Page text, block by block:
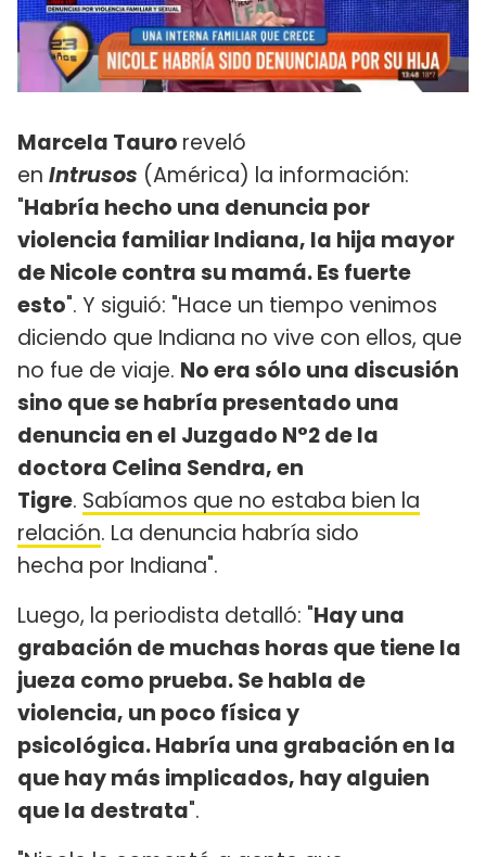
Marcela Tauro reveló
en Intrusos (América) la información:
"Habría hecho una denuncia por
violencia familiar Indiana, la hija mayor
de Nicole contra su mamá. Es fuerte
esto". Y siguió: "Hace un tiempo venimos
diciendo que Indiana no vive con ellos, que
no fue de viaje. No era sólo una discusión
sino que se habría presentado una
denuncia en el Juzgado N°2 de la
doctora Celina Sendra, en
Tigre. Sabíamos que no estaba bien la
relación. La denuncia habría sido
hecha por Indiana".
Luego, la periodista detalló: "Hay una
grabación de muchas horas que tiene la
jueza como prueba. Se habla de
violencia, un poco física y
psicológica. Habría una grabación en la
que hay más implicados, hay alguien
que la destrata".